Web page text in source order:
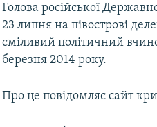
Голова російської
23 липня на півострові
сміливий політичний
березня 2014 року.
Про це повідомляє сайт